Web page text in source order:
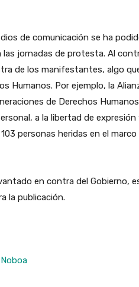
de comunicación se ha
jornadas de protesta. Al
de los manifestantes, algo
Humanos. Por ejemplo, la
de Derechos
a la libertad de expresión
personas heridas en el
en contra del Gobierno,
la publicación.